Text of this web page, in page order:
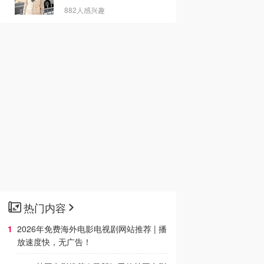
882人感兴趣
热门内容
2026年免费海外电影电视剧网站推荐 | 播
放速度快，无广告！